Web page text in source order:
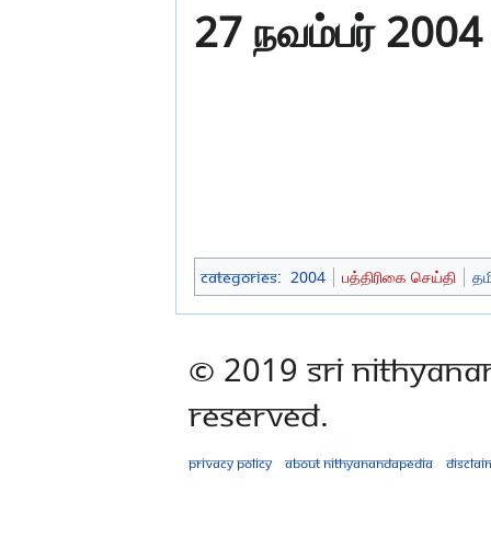
27 நவம்பர் 2004
Categories: 2004 பத்திரிகை செய்தி
© 2019 Sri
Reserved.
Privacy policy About Nithyanandapedia